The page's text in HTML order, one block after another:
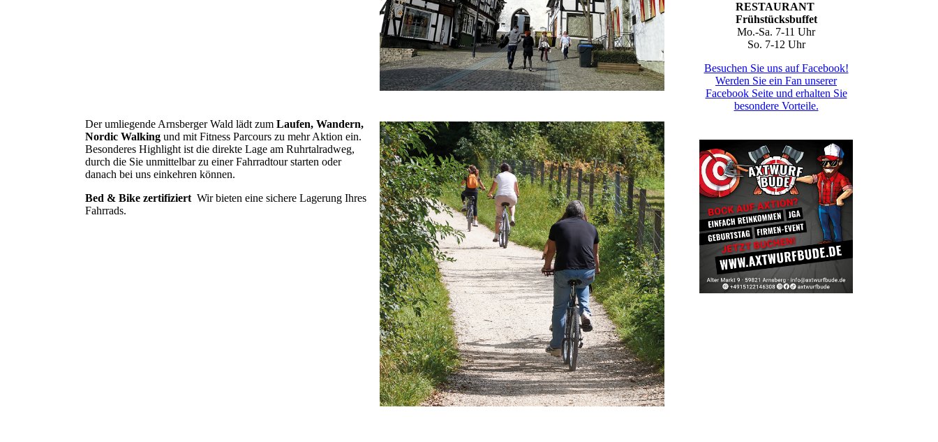
Der umliegende Arnsberger Wald lädt zum Laufen, Wandern,
Nordic Walking und mit Fitness Parcours zu mehr Aktion ein.
Besonderes Highlight ist die direkte Lage am Ruhrtalradweg,
durch die Sie unmittelbar zu einer Fahrradtour starten oder
danach bei uns einkehren können.
Bed & Bike zertifiziert Wir bieten eine sichere Lagerung Ihres
Fahrrads.
RESTAURANT
Frühstücksbuffet
Mo.-Sa. 7-11 Uhr
So. 7-12 Uhr
Besuchen Sie uns auf Facebook!
Werden Sie ein Fan unserer
Facebook Seite und erhalten Sie
besondere Vorteile.